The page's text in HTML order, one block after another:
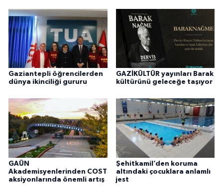
Gaziantepli öğrencilerden
dünya ikinciliği gururu
GAZİKÜLTÜR yayınları Barak
kültürünü geleceğe taşıyor
GAÜN
Akademisyenlerinden COST
aksiyonlarında önemli artış
Şehitkamil’den koruma
altındaki çocuklara anlamlı
jest